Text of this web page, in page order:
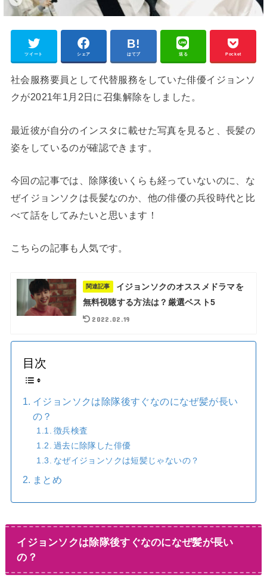
ツイート シェア はてブ 送る Pocket
社会服務要員として代替服務をしていた俳優イジョンソ
クが2021年1月2日に召集解除をしました。
最近彼が自分のインスタに載せた写真を見ると、長髪の
姿をしているのが確認できます。
今回の記事では、除隊後いくらも経っていないのに、な
ぜイジョンソクは長髪なのか、他の俳優の兵役時代と比
べて話をしてみたいと思います！
こちらの記事も人気です。
関連記事
イジョンソクのオススメドラマを
無料視聴する方法は？厳選ベスト5
2022.02.19
目次
イジョンソクは除隊後すぐなのになぜ髪が長い
の？
徴兵検査
過去に除隊した俳優
なぜイジョンソクは短髪じゃないの？
まとめ
イジョンソクは除隊後すぐなのになぜ髪が長い
の？